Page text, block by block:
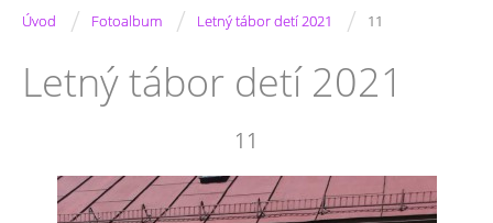
Úvod / Fotoalbum / Letný tábor detí 2021 / 11
Letný tábor detí 2021
11